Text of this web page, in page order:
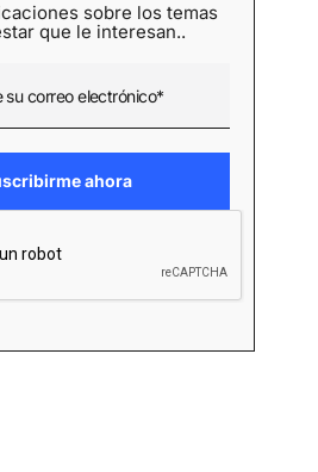
sobre los temas
que le interesan..